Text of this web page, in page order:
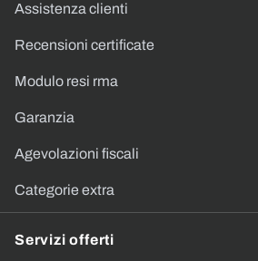
Assistenza clienti
Recensioni certificate
Modulo resi rma
Garanzia
Agevolazioni fiscali
Categorie extra
Servizi offerti